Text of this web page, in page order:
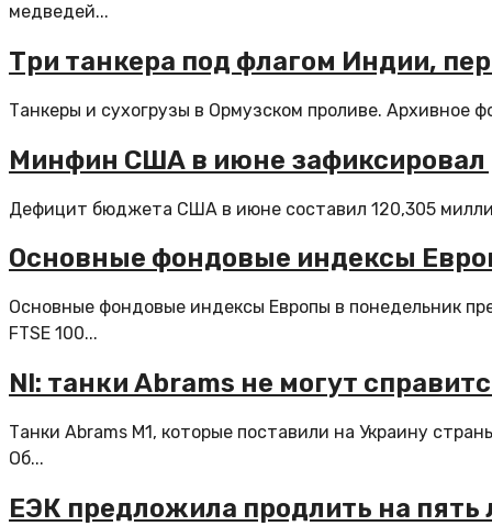
медведей...
Три танкера под флагом Индии,
Танкеры и сухогрузы в Ормузском проливе. Архивное
Минфин США в июне зафиксировал
Дефицит бюджета США в июне составил 120,305
Основные фондовые индексы
Основные фондовые индексы Европы в понедельник
FTSE 100...
NI: танки Abrams не могут
Танки Abrams M1, которые поставили на Украину
Об...
ЕЭК предложила продлить на